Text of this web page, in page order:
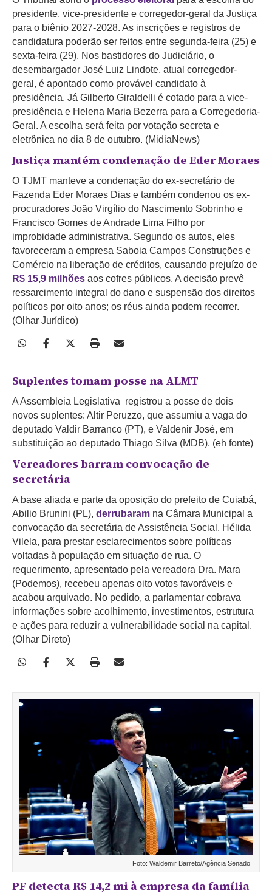
presidente, vice-presidente e corregedor-geral da Justiça
para o biênio 2027-2028. As inscrições e registros de
candidatura poderão ser feitos entre segunda-feira (25) e
sexta-feira (29). Nos bastidores do Judiciário, o
desembargador José Luiz Lindote, atual corregedor-
geral, é apontado como provável candidato à
presidência. Já Gilberto Giraldelli é cotado para a vice-
presidência e Helena Maria Bezerra para a Corregedoria-
Geral. A escolha será feita por votação secreta e
eletrônica no dia 8 de outubro. (MidiaNews)
Justiça mantém condenação de Eder Moraes
O TJMT manteve a condenação do ex-secretário de
Fazenda Eder Moraes Dias e também condenou os ex-
procuradores João Virgílio do Nascimento Sobrinho e
Francisco Gomes de Andrade Lima Filho por
improbidade administrativa. Segundo os autos, eles
favoreceram a empresa Saboia Campos Construções e
Comércio na liberação de créditos, causando prejuízo de
R$ 15,9 milhões aos cofres públicos. A decisão prevê
ressarcimento integral do dano e suspensão dos direitos
políticos por oito anos; os réus ainda podem recorrer.
(Olhar Jurídico)
Suplentes tomam posse na ALMT
A Assembleia Legislativa registrou a posse de dois
novos suplentes: Altir Peruzzo, que assumiu a vaga do
deputado Valdir Barranco (PT), e Valdenir José, em
substituição ao deputado Thiago Silva (MDB). (eh fonte)
Vereadores barram convocação de
secretária
A base aliada e parte da oposição do prefeito de Cuiabá,
Abilio Brunini (PL), derrubaram na Câmara Municipal a
convocação da secretária de Assistência Social, Hélida
Vilela, para prestar esclarecimentos sobre políticas
voltadas à população em situação de rua. O
requerimento, apresentado pela vereadora Dra. Mara
(Podemos), recebeu apenas oito votos favoráveis e
acabou arquivado. No pedido, a parlamentar cobrava
informações sobre acolhimento, investimentos, estrutura
e ações para reduzir a vulnerabilidade social na capital.
(Olhar Direto)
Foto: Waldemir Barreto/Agência Senado
PF detecta R$ 14,2 mi à empresa da família